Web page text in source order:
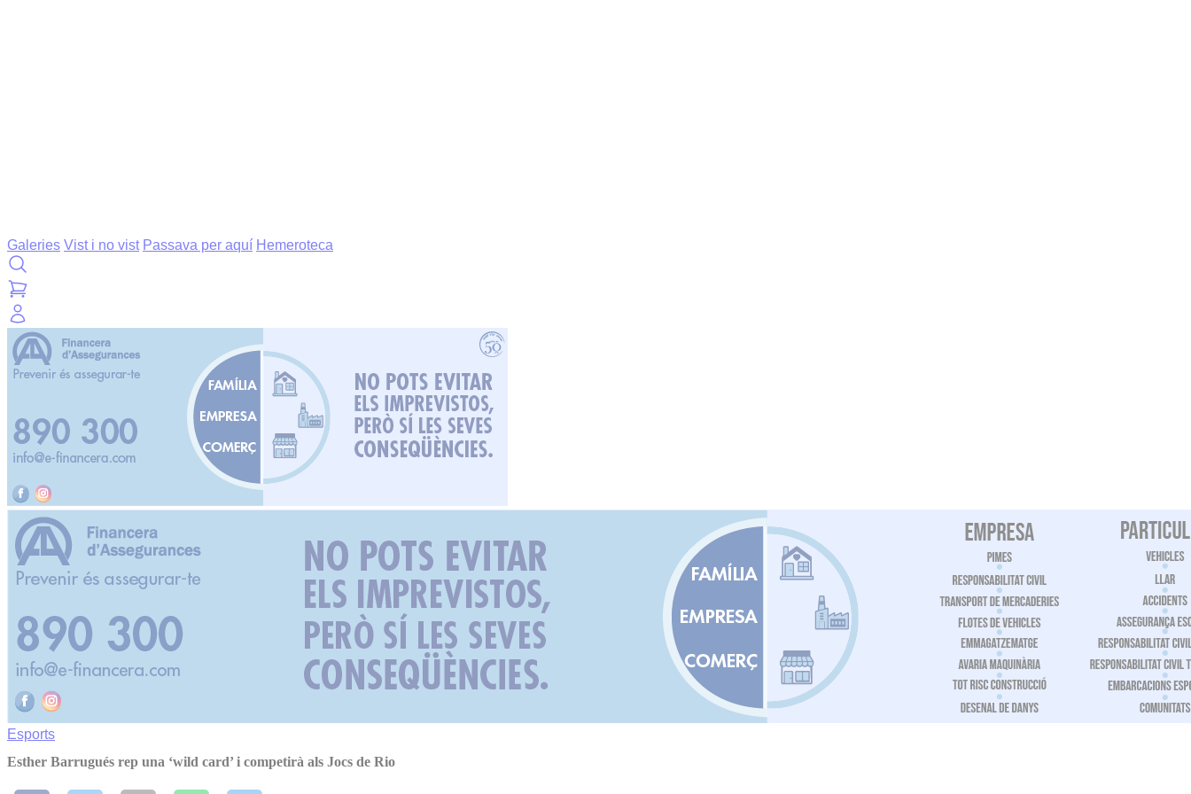
Galeries Vist i no vist Passava per aquí Hemeroteca
Esports
Esther Barrugués rep una ‘wild card’ i competirà als Jocs de Rio